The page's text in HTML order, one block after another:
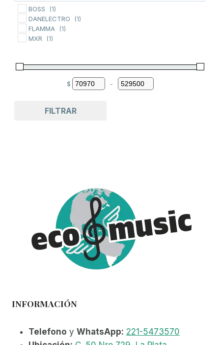
BOSS (1)
DANELECTRO (1)
FLAMMA (1)
MXR (1)
$
Minimum Price
-
Maximum Price
FILTRAR
INFORMACIÓN
Telefono y WhatsApp: 221-5473570